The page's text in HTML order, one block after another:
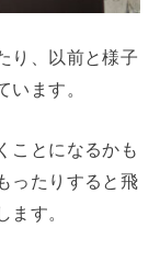
り、以前と様子
ます。
ことになるかも
ったりすると飛
す。